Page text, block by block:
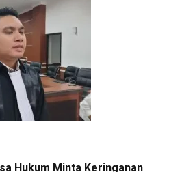
Hukum Minta Keringanan